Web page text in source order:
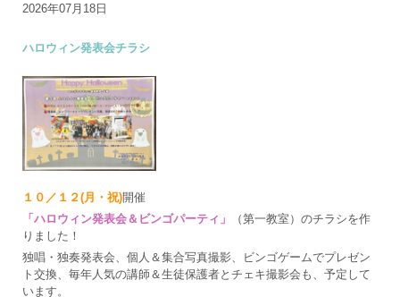
2026年07月18日
ハロウィン発表会チラシ
１０／１２(月・祝)開催
「ハロウィン発表会＆ビンゴパーティ」
（第一教室）のチラシを作
りました！
独唱・独奏発表会、個人＆集合写真撮影、ビンゴゲームでプレゼン
ト交換、毎年人気の講師＆生徒保護者とチェキ撮影会も、予定して
います。